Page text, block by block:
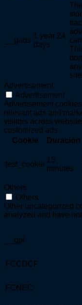
__gads
1 year 24
days
Advertisement
Advertisement
Advertisement
relevant ads and
visitors across
customized ads.
Cookie
Duración
test_cookie
15
minutes
Others
Others
Other uncategorized
analyzed and have
__gpi
FCCDCF
FCNEC